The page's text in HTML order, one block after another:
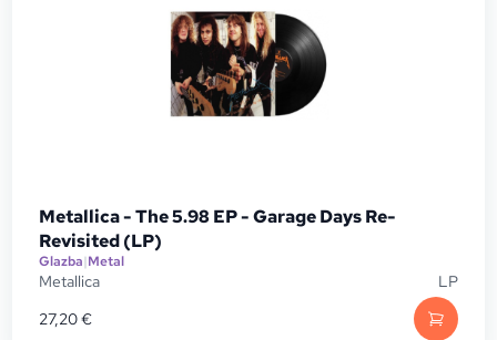
Metallica - The 5.98 EP - Garage Days Re-
Revisited (LP)
Glazba|Metal
Metallica
LP
27,20€